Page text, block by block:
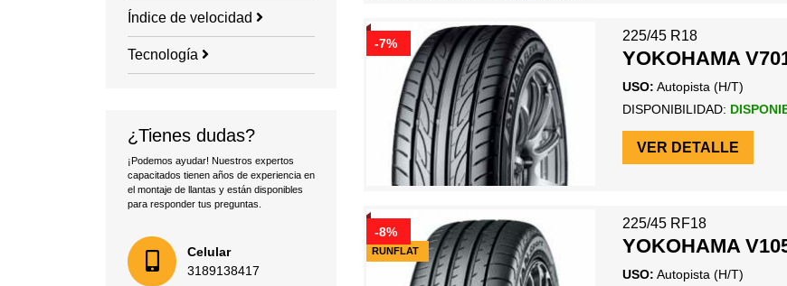
Índice de velocidad
Tecnología
¿Tienes dudas?
¡Podemos ayudar! Nuestros expertos
capacitados tienen años de experiencia en
el montaje de llantas y están disponibles
para responder tus preguntas.
Celular
3189138417
-7%
225/45 R18
YOKOHAMA
USO: Autopista (H/T)
DISPONIBILIDAD:
VER DETALLE
RUNFLAT
-8%
225/45 RF18
YOKOHAMA
USO: Autopista (H/T)